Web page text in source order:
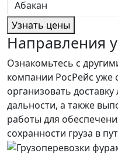
Узнать цены
Направления
Ознакомьтесь с
компании РосРейс
организовать
дальности, а также
работы для
сохранности груза в